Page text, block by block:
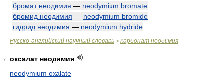
бромат неодимия — neodymium bromate
бромид неодимия — neodymium bromide
гидрид неодимия — neodymium hydride
Русско-английский научный словарь > карбонат неодимия
7
оксалат неодимия
neodymium oxalate